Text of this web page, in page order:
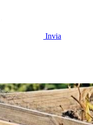
Invia